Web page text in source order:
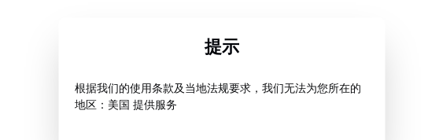
提示
根据我们的使用条款及当地法规要求，我们无法为您所在的
地区：美国 提供服务